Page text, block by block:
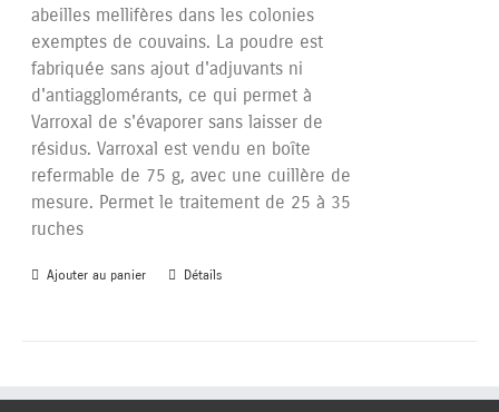
abeilles mellifères dans les colonies
exemptes de couvains. La poudre est
fabriquée sans ajout d'adjuvants ni
d'antiagglomérants, ce qui permet à
Varroxal de s'évaporer sans laisser de
résidus. Varroxal est vendu en boîte
refermable de 75 g, avec une cuillère de
mesure. Permet le traitement de 25 à 35
ruches
Ajouter au panier Détails